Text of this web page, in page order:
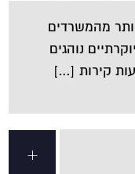
מהמשרדים
נוהגים
קירות […]
+